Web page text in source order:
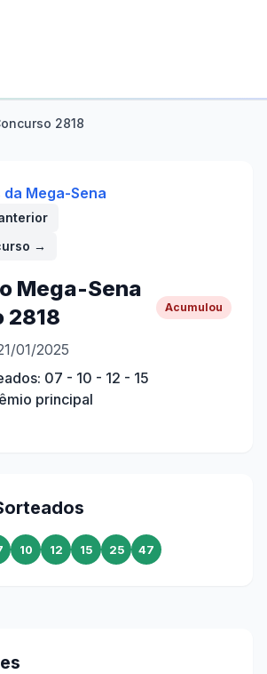
2818
da Mega-Sena
→
Mega-Sena
2818
01/2025
07 - 10 - 12 - 15
principal
Acumulou
10 12 15 25 47